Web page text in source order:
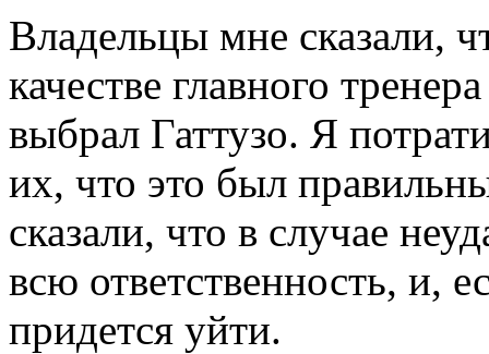
Владельцы мне сказали,
качестве главного
выбрал Гаттузо. Я
их, что это был
сказали, что в случае
всю ответственность, и,
придется уйти.